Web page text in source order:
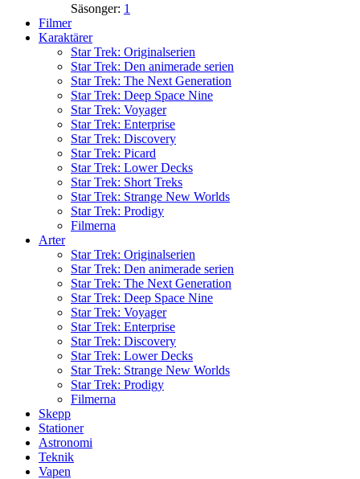
Säsonger: 1
Filmer
Karaktärer
Star Trek: Originalserien
Star Trek: Den animerade serien
Star Trek: The Next Generation
Star Trek: Deep Space Nine
Star Trek: Voyager
Star Trek: Enterprise
Star Trek: Discovery
Star Trek: Picard
Star Trek: Lower Decks
Star Trek: Short Treks
Star Trek: Strange New Worlds
Star Trek: Prodigy
Filmerna
Arter
Star Trek: Originalserien
Star Trek: Den animerade serien
Star Trek: The Next Generation
Star Trek: Deep Space Nine
Star Trek: Voyager
Star Trek: Enterprise
Star Trek: Discovery
Star Trek: Lower Decks
Star Trek: Strange New Worlds
Star Trek: Prodigy
Filmerna
Skepp
Stationer
Astronomi
Teknik
Vapen